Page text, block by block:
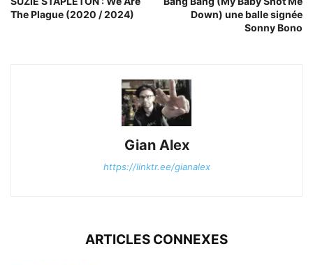
The Plague (2020 / 2024)
Down) une balle signée
Sonny Bono
Gian Alex
https://linktr.ee/gianalex
ARTICLES CONNEXES